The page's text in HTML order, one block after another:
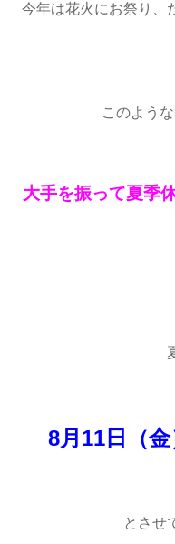
今年は花火にお祭り、
このよう
大手を振って夏季
8月11日（金
とさせ